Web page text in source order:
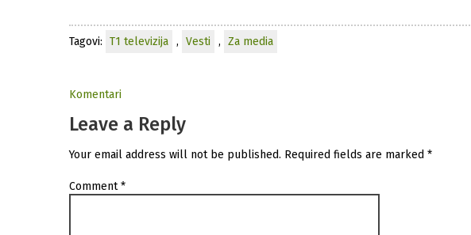
Tagovi: T1 televizija , Vesti , Za media
Komentari
Leave a Reply
Your email address will not be published. Required fields are marked *
Comment*